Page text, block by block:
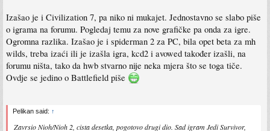
Izašao je i Civilization 7, pa niko ni mukajet. Jednostavno se slabo piše
o igrama na forumu. Pogledaj temu za nove grafičke pa onda za igre.
Ogromna razlika. Izašao je i spiderman 2 za PC, bila opet beta za mh
wilds, treba izaći ili je izašla igra, kcd2 i avowed također izašli, na
forumu ništa, tako da hwb stvarno nije neka mjera što se toga tiče.
Ovdje se jedino o Battlefield piše
Pelikan said: ↑
Zavrsio Nioh/Nioh 2, cista desetka, pogotovo drugi dio. Sad igram Jedi Survivor,